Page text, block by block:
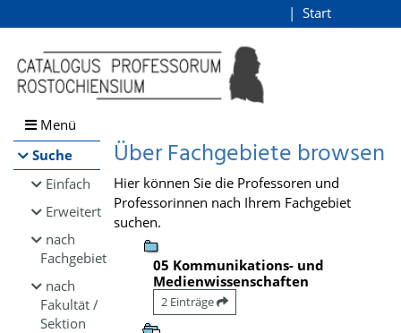
Browsen
direkt zum Inhalt
Start
Menü
Suche
Einfach
Erweitert
nach
Fachgebiet
nach
Fakultät /
Sektion
Über Fachgebiete browsen
Hier können Sie die Professoren und
Professorinnen nach Ihrem Fachgebiet
suchen.
05 Kommunikations- und
Medienwissenschaften
2 Einträge